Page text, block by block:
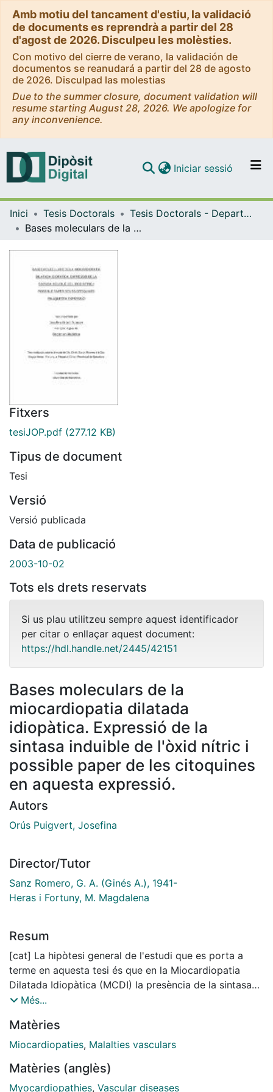
Amb motiu del tancament d'estiu, la validació
de documents es reprendrà a partir del 28
d'agost de 2026. Disculpeu les molèsties.
Con motivo del cierre de verano, la validación de
documentos se reanudará a partir del 28 de agosto
de 2026. Disculpad las molestias
Due to the summer closure, document validation will
resume starting August 28, 2026. We apologize for
any inconvenience.
Navega per tot el DD
Iniciar sessió (current)
Inici Tesis Doctorals
Tesis Doctorals - Departament - Medicina
Bases moleculars de la miocardiopatia dilatada idiopàtica. Expressió de la sintasa induible de l'òxid nítric i possible paper de les citoquines en aquesta expressió.
Fitxers
tesiJOP.pdf (277.12 KB)
Tipus de document
Tesi
Versió
Versió publicada
Data de publicació
2003-10-02
Tots els drets reservats
Si us plau utilitzeu sempre aquest identificador
per citar o enllaçar aquest document:
https://hdl.handle.net/2445/42151
Bases moleculars de la
miocardiopatia dilatada
idiopàtica. Expressió de la
sintasa induible de l'òxid nítric i
possible paper de les citoquines
en aquesta expressió.
Autors
Orús Puigvert, Josefina
Director/Tutor
Sanz Romero, G. A. (Ginés A.), 1941-
Heras i Fortuny, M. Magdalena
Resum
[cat] La hipòtesi general de l'estudi que es porta a
terme en aquesta tesi és que en la Miocardiopatia
Dilatada Idiopàtica (MCDI) la presència de la sintasa
induible de l'òxid nítric (ENS II) a nivell del miòcit pot
alliberades durant un procés inflamatori. L'augment
d'òxid nítric (NO) secundari a l'ENS II afectaria
hipòtesi és certa, les citoquines s'haurien d'expressar i
estar elevades en les fases més inicials de la malaltia.
Més...
Matèries
Miocardiopaties, Malalties vasculars
Matèries (anglès)
Myocardiopathies, Vascular diseases